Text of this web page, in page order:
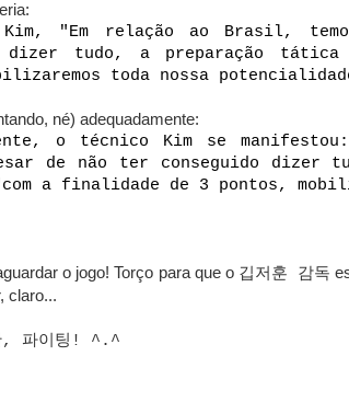
"Em relação ao Brasil,
dizer tudo, a preparação
toda nossa
né) adequadamente:
o técnico Kim se
de não ter conseguido
a finalidade de 3 pontos,
o jogo! Torço para que o 깁저훈 감독
claro...
, 파이팅! ^.^